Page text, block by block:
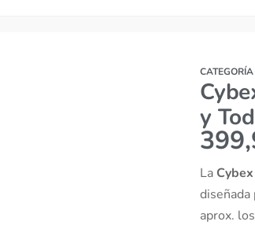
CATEGORÍA
y
La
aprox. los